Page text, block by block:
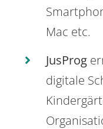
Mac etc.
JusProg
digitale